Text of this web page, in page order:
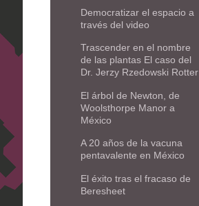
Democratizar el espacio a
través del video
Trascender en el nombre
de las plantas El caso del
Dr. Jerzy Rzedowski Rotter
El árbol de Newton, de
Woolsthorpe Manor a
México
A 20 años de la vacuna
pentavalente en México
El éxito tras el fracaso de
Beresheet